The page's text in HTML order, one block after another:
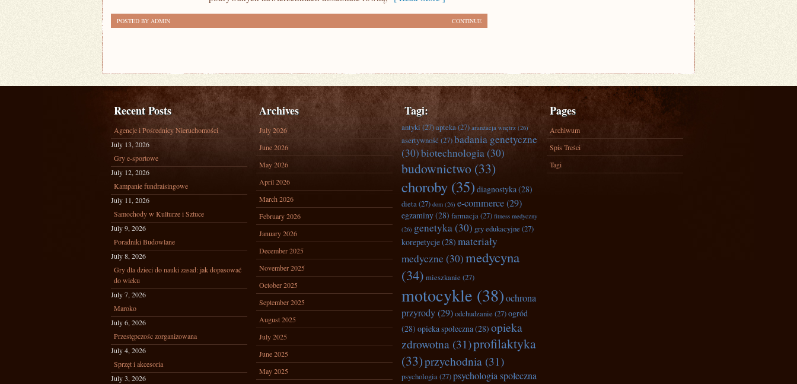
CONTINUE
POSTED BY ADMIN
Recent Posts
Agencje i Pośrednicy Nieruchomości
July 13, 2026
Gry e-sportowe
July 12, 2026
Kampanie fundraisingowe
July 11, 2026
Samochody w Kulturze i Sztuce
July 9, 2026
Poradniki Budowlane
July 8, 2026
Gry dla dzieci do nauki zasad: jak dopasować
do wieku
July 7, 2026
Maroko
July 6, 2026
Przestępczośc zorganizowana
July 4, 2026
Sprzęt i akcesoria
July 3, 2026
Archives
July 2026
June 2026
May 2026
April 2026
March 2026
February 2026
January 2026
December 2025
November 2025
October 2025
September 2025
August 2025
July 2025
June 2025
May 2025
Tagi:
antyki(27)apteka(27) aranżacja wnętrz (26)
asertywność (27)badania genetyczne
(30)biotechnologia(30)
budownictwo (33)
choroby (35) diagnostyka(28)
dieta(27) dom (26) e-commerce(29)
egzaminy(28) farmacja(27) fitness medyczny
(26) genetyka(30) gry edukacyjne (27)
korepetycje(28) materiały
medyczne (30)medycyna
(34) mieszkanie (27)
motocykle (38)ochrona
przyrody(29)odchudzanie (27)ogród
(28) opieka społeczna(28) opieka
zdrowotna (31)profilaktyka
(33)przychodnia (31)
psychologia(27)psychologia społeczna
Pages
Archiwum
Spis Treści
Tagi